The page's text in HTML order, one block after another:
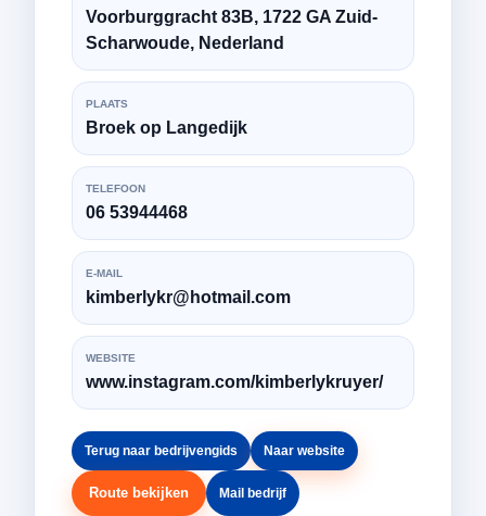
Voorburggracht 83B, 1722 GA Zuid-
Scharwoude, Nederland
PLAATS
Broek op Langedijk
TELEFOON
06 53944468
E-MAIL
kimberlykr@hotmail.com
WEBSITE
www.instagram.com/kimberlykruyer/
Terug naar bedrijvengids Naar website
Route bekijken Mail bedrijf